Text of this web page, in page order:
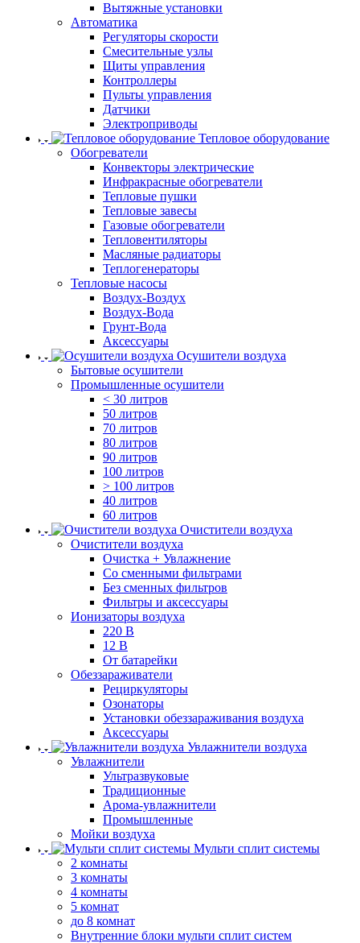
Вытяжные установки
Автоматика
Регуляторы скорости
Смесительные узлы
Щиты управления
Контроллеры
Пульты управления
Датчики
Электроприводы
Тепловое оборудование
Обогреватели
Конвекторы электрические
Инфракрасные обогреватели
Тепловые пушки
Тепловые завесы
Газовые обогреватели
Тепловентиляторы
Масляные радиаторы
Теплогенераторы
Тепловые насосы
Воздух-Воздух
Воздух-Вода
Грунт-Вода
Аксессуары
Осушители воздуха
Бытовые осушители
Промышленные осушители
< 30 литров
50 литров
70 литров
80 литров
90 литров
100 литров
> 100 литров
40 литров
60 литров
Очистители воздуха
Очистители воздуха
Очистка + Увлажнение
Cо сменными фильтрами
Без сменных фильтров
Фильтры и аксессуары
Ионизаторы воздуха
220 В
12 В
От батарейки
Обеззараживатели
Рециркуляторы
Озонаторы
Установки обеззараживания воздуха
Аксессуары
Увлажнители воздуха
Увлажнители
Ультразвуковые
Традиционные
Арома-увлажнители
Промышленные
Мойки воздуха
Мульти сплит системы
2 комнаты
3 комнаты
4 комнаты
5 комнат
до 8 комнат
Внутренние блоки мульти сплит систем